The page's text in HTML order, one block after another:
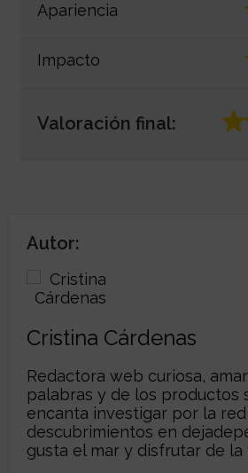
Apariencia
Impacto
Valoración final:
Autor:
Cristina Cárdenas
Redactora web curiosa,
palabras y de los productos
encanta investigar por la
descubrimientos en
gusta el mar y disfrutar de la